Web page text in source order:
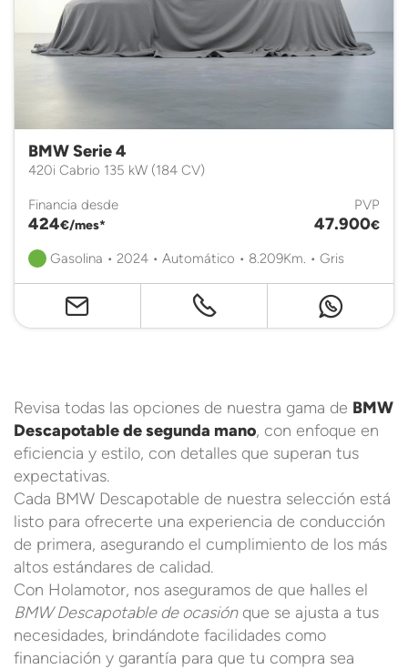
BMW Serie 4
420i Cabrio 135 kW (184 CV)
Financia desde
424€/mes*
PVP
47.900€
Gasolina • 2024 • Automático • 8.209Km. • Gris
Revisa todas las opciones de nuestra gama de BMW
Descapotable de segunda mano, con enfoque en
eficiencia y estilo, con detalles que superan tus
expectativas.
Cada BMW Descapotable de nuestra selección está
listo para ofrecerte una experiencia de conducción
de primera, asegurando el cumplimiento de los más
altos estándares de calidad.
Con Holamotor, nos aseguramos de que halles el
BMW Descapotable de ocasiónque se ajusta a tus
necesidades, brindándote facilidades como
financiación y garantía para que tu compra sea